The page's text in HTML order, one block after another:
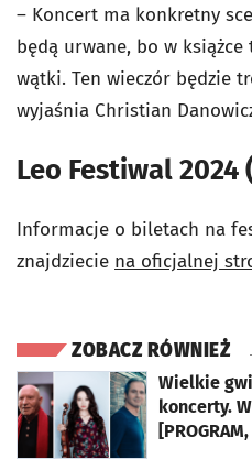
– Koncert ma konkretny
będą urwane, bo w
wątki. Ten wieczór będzie
wyjaśnia Christian
Leo Festiwal
Informacje o biletach na
znajdziecie na oficjalnej
ZOBACZ RÓWNIEŻ
Wielkie
koncerty.
otworzy się w nowej karcie